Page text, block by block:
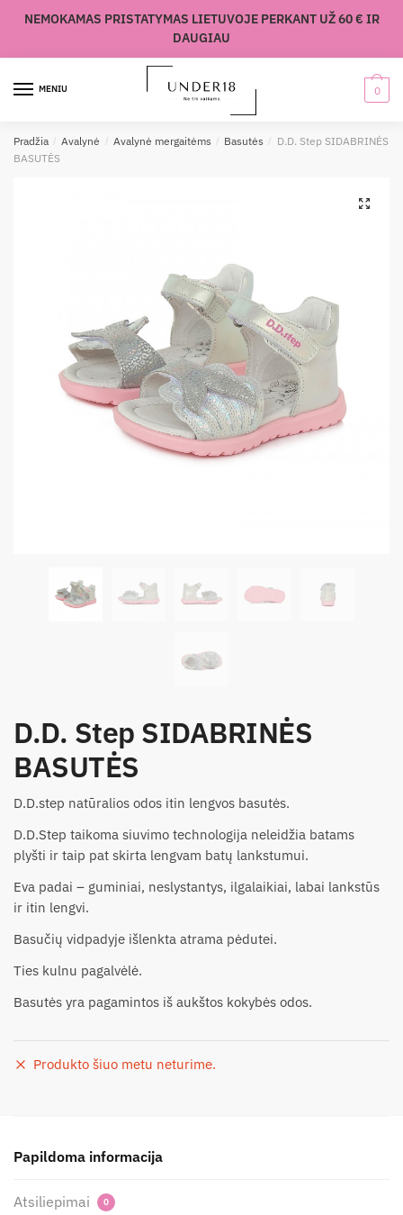
NEMOKAMAS PRISTATYMAS LIETUVOJE PERKANT UŽ 60 € IR
DAUGIAU
MENIU 0
Pradžia / Avalynė / Avalynė mergaitėms / Basutės /
D.D. Step SIDABRINĖS
BASUTĖS
🔍
D.D. Step SIDABRINĖS
BASUTĖS
D.D.step natūralios odos itin lengvos basutės.
D.D.Step taikoma siuvimo technologija neleidžia batams
plyšti ir taip pat skirta lengvam batų lankstumui.
Eva padai – guminiai, neslystantys, ilgalaikiai, labai lankstūs
ir itin lengvi.
Basučių vidpadyje išlenkta atrama pėdutei.
Ties kulnu pagalvėlė.
Basutės yra pagamintos iš aukštos kokybės odos.
Produkto šiuo metu neturime.
Papildoma informacija
Atsiliepimai 0